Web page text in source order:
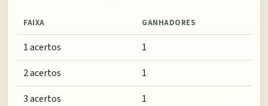
FAIXA GANHADORES
1 acertos
1
2 acertos
1
3 acertos
1